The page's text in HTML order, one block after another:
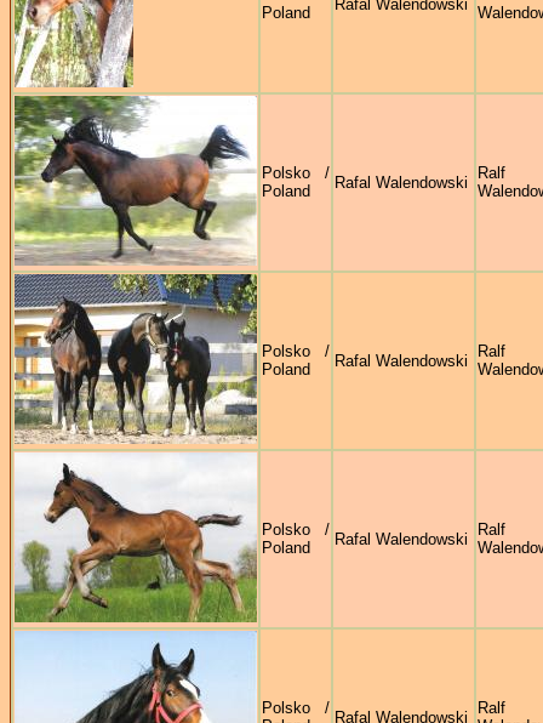
Poland
Rafal Walendowski
Polsko /
Poland
Rafal Walendowski
Ralf
Polsko /
Poland
Rafal Walendowski
Ralf
Polsko /
Poland
Rafal Walendowski
Ralf
Polsko /
Rafal Walendowski
Ralf